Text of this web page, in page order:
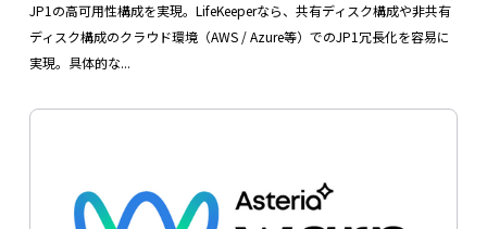
関連資料
JP1の高可用性構成を実現。LifeKeeperなら、共有ディスク構成や非共有
ディスク構成のクラウド環境（AWS / Azure等）でのJP1冗長化を容易に
実現。具体的な...